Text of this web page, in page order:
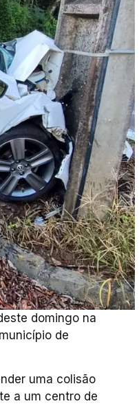
domingo na
de
uma colisão
a um centro de